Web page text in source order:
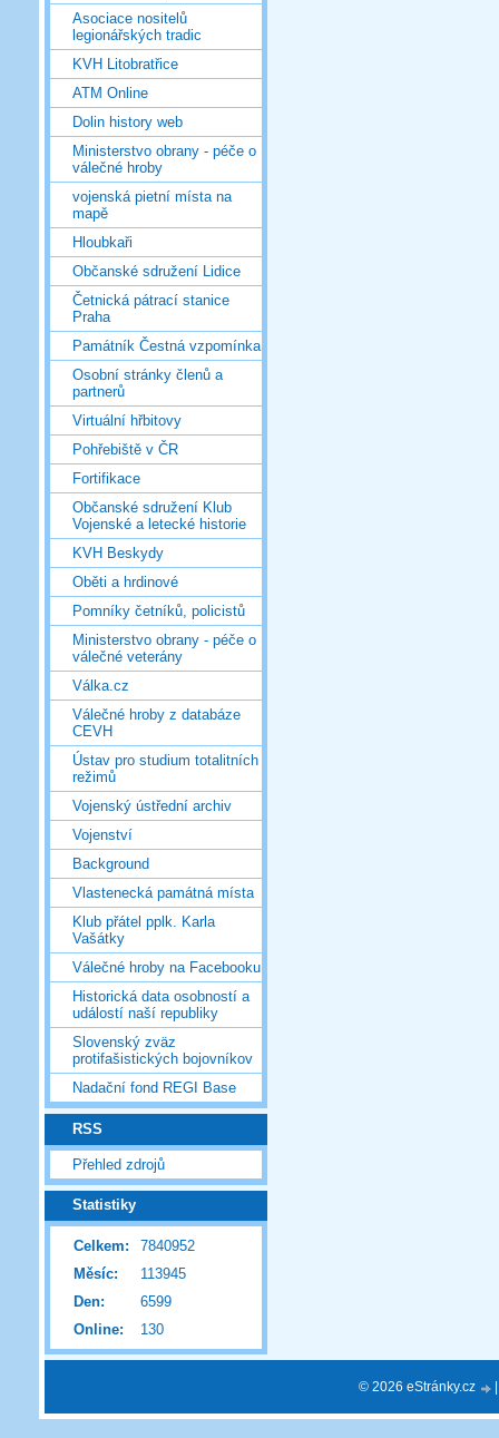
Asociace nositelů
legionářských tradic
KVH Litobratřice
ATM Online
Dolin history web
Ministerstvo obrany - péče o
válečné hroby
vojenská pietní místa na
mapě
Hloubkaři
Občanské sdružení Lidice
Četnická pátrací stanice
Praha
Památník Čestná vzpomínka
Osobní stránky členů a
partnerů
Virtuální hřbitovy
Pohřebiště v ČR
Fortifikace
Občanské sdružení Klub
Vojenské a letecké historie
KVH Beskydy
Oběti a hrdinové
Pomníky četníků, policistů
Ministerstvo obrany - péče o
válečné veterány
Válka.cz
Válečné hroby z databáze
CEVH
Ústav pro studium totalitních
režimů
Vojenský ústřední archiv
Vojenství
Background
Vlastenecká památná místa
Klub přátel pplk. Karla
Vašátky
Válečné hroby na Facebooku
Historická data osobností a
událostí naší republiky
Slovenský zväz
protifašistických bojovníkov
Nadační fond REGI Base
RSS
Přehled zdrojů
Statistiky
Online: 130
Celkem:
7840952
Měsíc:
113945
Den:
6599
© 2026 eStránky.cz